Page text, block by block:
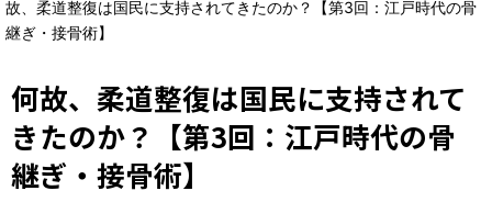
特集
学会・セミナー情報
プライバシーポリシー
故、柔道整復は国民に支持されてきたのか？【第3回：江戸時代の骨
継ぎ・接骨術】
何故、柔道整復は国民に支持されて
きたのか？【第3回：江戸時代の骨
継ぎ・接骨術】